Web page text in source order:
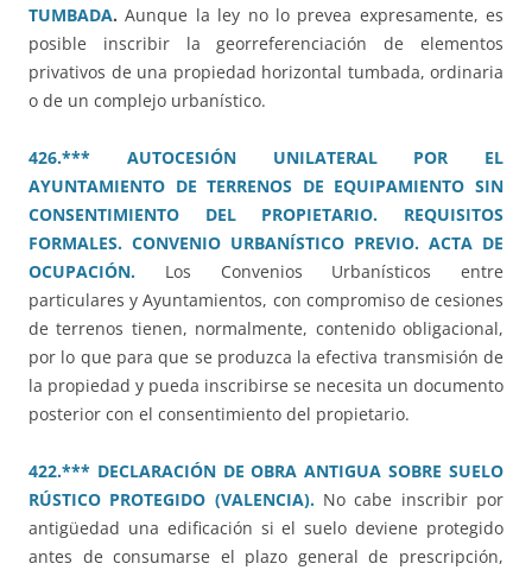
TUMBADA.Aunque la ley no lo prevea expresamente, es
posible inscribir la georreferenciación de elementos
privativos de una propiedad horizontal tumbada, ordinaria
o de un complejo urbanístico.
426.*** AUTOCESIÓN UNILATERAL POR EL
AYUNTAMIENTO DE TERRENOS DE EQUIPAMIENTO SIN
CONSENTIMIENTO DEL PROPIETARIO. REQUISITOS
FORMALES. CONVENIO URBANÍSTICO PREVIO. ACTA DE
OCUPACIÓN. Los Convenios Urbanísticos entre
particulares y Ayuntamientos, con compromiso de cesiones
de terrenos tienen, normalmente, contenido obligacional,
por lo que para que se produzca la efectiva transmisión de
la propiedad y pueda inscribirse se necesita un documento
posterior con el consentimiento del propietario.
422.*** DECLARACIÓN DE OBRA ANTIGUA SOBRE SUELO
RÚSTICO PROTEGIDO (VALENCIA).No cabe inscribir por
antigüedad una edificación si el suelo deviene protegido
antes de consumarse el plazo general de prescripción,